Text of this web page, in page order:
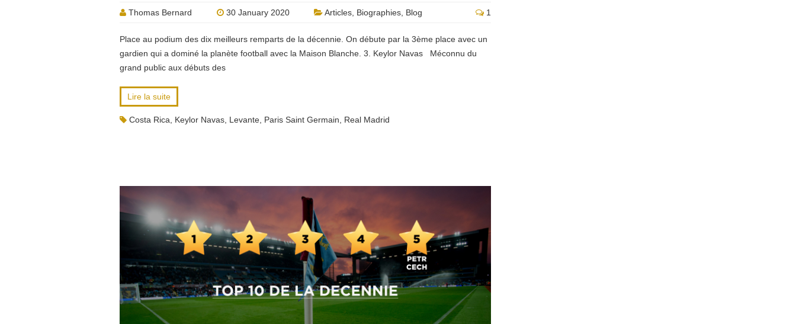
Thomas Bernard 30 January 2020 Articles Biographies Blog 1
Place au podium des dix meilleurs remparts de la décennie. On débute par la 3ème place avec un
gardien qui a dominé la planète football avec la Maison Blanche. 3. Keylor Navas Méconnu du
grand public aux débuts des
Lire la suite
Costa Rica Keylor Navas Levante Paris Saint Germain Real Madrid